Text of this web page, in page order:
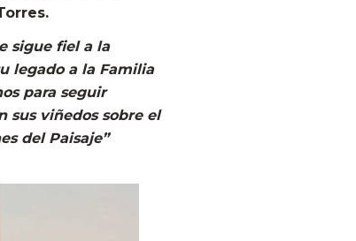
sigue fiel a la
legado a la Familia
para seguir
sus viñedos sobre el
del Paisaje”